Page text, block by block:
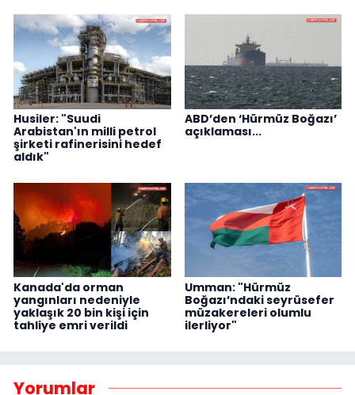
Husiler: "Suudi
Arabistan'ın milli petrol
şirketi rafinerisini hedef
aldık"
ABD’den ‘Hürmüz Boğazı’
açıklaması...
Kanada'da orman
yangınları nedeniyle
yaklaşık 20 bin kişi için
tahliye emri verildi
Umman: "Hürmüz
Boğazı’ndaki seyrüsefer
müzakereleri olumlu
ilerliyor"
Yorumlar